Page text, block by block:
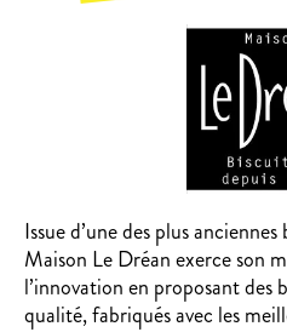
Issue d’une des plus
Maison Le Dréan exerce son
l’innovation en proposant des
qualité, fabriqués avec les